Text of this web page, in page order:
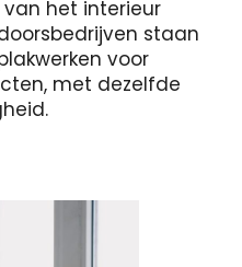
het interieur
staan
voor
met dezelfde